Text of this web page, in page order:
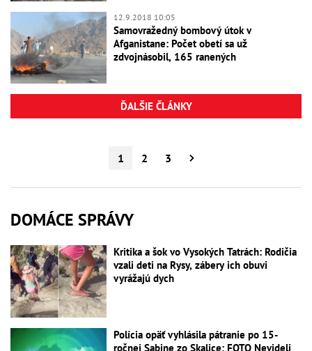
12.9.2018 10:05
Samovražedný bombový útok v
Afganistane: Počet obetí sa už
zdvojnásobil, 165 ranených
ĎALŠIE ČLÁNKY
1 2 3
DOMÁCE SPRÁVY
Kritika a šok vo Vysokých Tatrách: Rodičia
vzali deti na Rysy, zábery ich obuvi
vyrážajú dych
Polícia opäť vyhlásila pátranie po 15-
ročnej Sabine zo Skalice: FOTO Nevideli